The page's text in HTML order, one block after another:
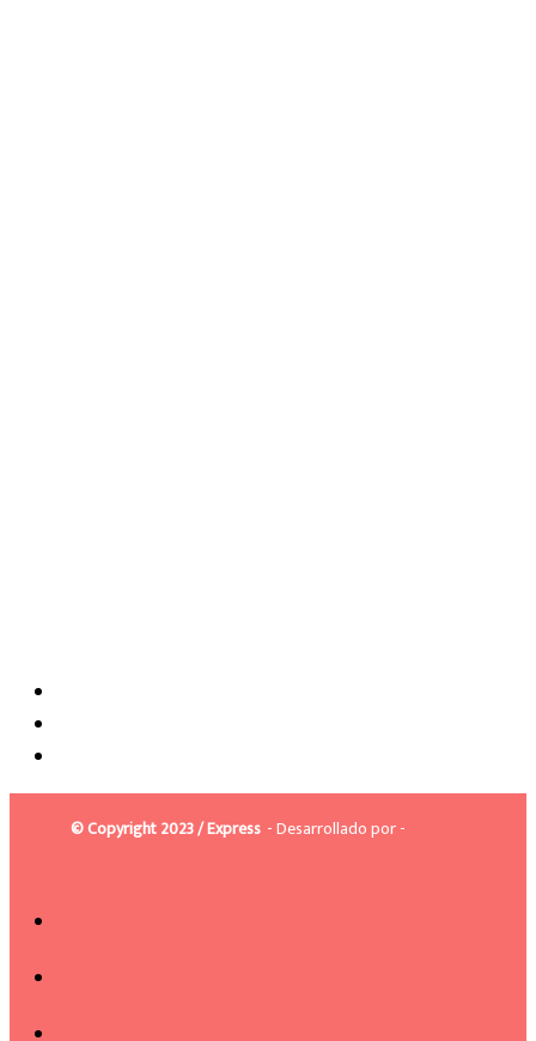
© Copyright 2023 / Express - Desarrollado por -